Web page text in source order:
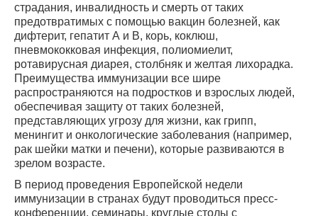
страдания, инвалидность и смерть от таких
предотвратимых с помощью вакцин болезней, как
дифтерит, гепатит А и В, корь, коклюш,
пневмококковая инфекция, полиомиелит,
ротавирусная диарея, столбняк и желтая лихорадка.
Преимущества иммунизации все шире
распространяются на подростков и взрослых людей,
обеспечивая защиту от таких болезней,
представляющих угрозу для жизни, как грипп,
менингит и онкологические заболевания (например,
рак шейки матки и печени), которые развиваются в
зрелом возрасте.
В период проведения Европейской недели
иммунизации в странах будут проводиться пресс-
конференции, семинары, круглые столы с